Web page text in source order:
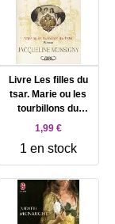
Livre Les filles du
tsar. Marie ou les
tourbillons du
destin
1,99 €
1 en stock